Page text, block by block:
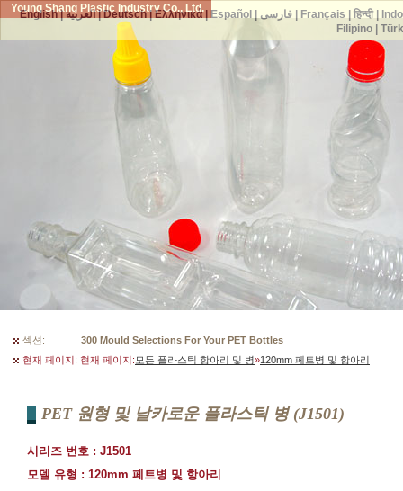
Young Shang Plastic Industry Co., Ltd.
섹션:
300 Mould Selections For Your PET Bottles
현재 페이지: 현재 페이지: 모든 플라스틱 항아리 및 병»120mm 페트병 및 항아리
PET 원형 및 날카로운 플라스틱 병 (J1501)
시리즈 번호 : J1501
모델 유형 : 120mm 페트병 및 항아리
English|العربية|Deutsch|Ελληνικά| Español فارسی| Français हिन्दी|
Filipino|